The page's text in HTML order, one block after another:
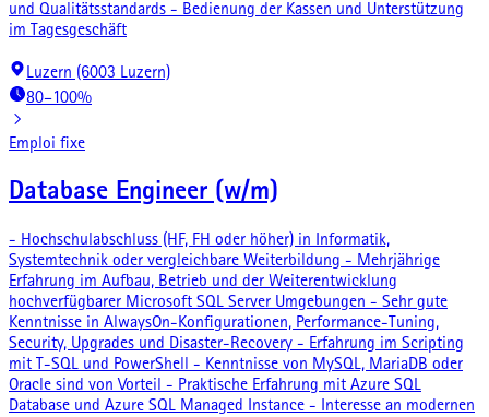
und Qualitätsstandards - Bedienung der Kassen und Unterstützung
im Tagesgeschäft
Luzern (6003 Luzern)
80–100%
Emploi fixe
Database Engineer (w/m)
- Hochschulabschluss (HF, FH oder höher) in Informatik,
Systemtechnik oder vergleichbare Weiterbildung - Mehrjährige
Erfahrung im Aufbau, Betrieb und der Weiterentwicklung
hochverfügbarer Microsoft SQL Server Umgebungen - Sehr gute
Kenntnisse in AlwaysOn-Konfigurationen, Performance-Tuning,
Security, Upgrades und Disaster-Recovery - Erfahrung im Scripting
mit T-SQL und PowerShell - Kenntnisse von MySQL, MariaDB oder
Oracle sind von Vorteil - Praktische Erfahrung mit Azure SQL
Database und Azure SQL Managed Instance - Interesse an modernen